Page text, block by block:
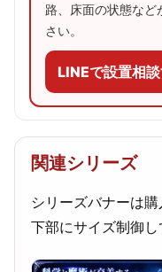
路、床面の状態な
さい。
LINEで設置相
関連シリーズ
シリーズバナーは
下部にサイズ制御し